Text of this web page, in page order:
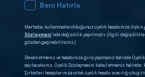
Beni Hatırla
Merhaba, kullanmakta olduğunuz üyelik hesabınıza ilişkin
Sözleşmesi’nde değişiklik yapılmıştır. (İlgili
gözden geçirebilirsiniz.)
Devam etmeniz ve hesabınıza giriş yapmanız halinde
sayılacaksınız. Üyelik Sözleşmesini kabul etmeniz
Şirketleri hesaplarınıza ortak üyelik hesabı aracılığıyla giriş